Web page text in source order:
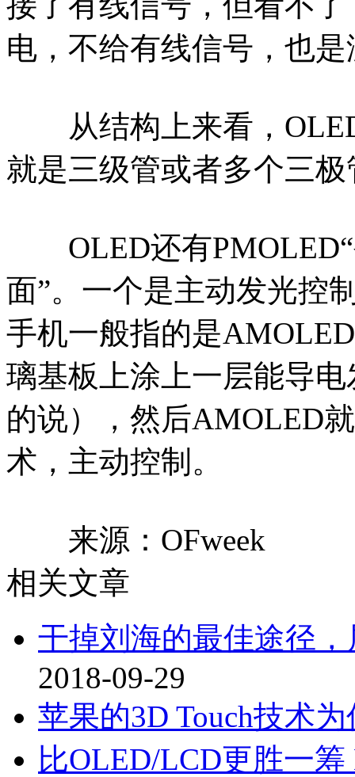
电，不给有线信号，也
从结构上来看，
就是三级管或者多个三
OLED还有PMOLED“
面”。一个是主动发光控
手机一般指的是
璃基板上涂上一层能导
的说），然后AMOLED
术，主动控制。
来源：OFweek
相关文章
干掉刘海的最佳途径
2018-09-29
苹果的3D Touch技术
比OLED/LCD更胜一